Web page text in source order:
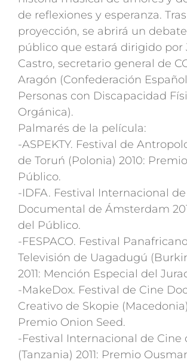
de reflexiones y esperanza.
proyección, se abrirá un
público que estará dirigido por
Castro, secretario general de
Aragón (Confederación
Personas con Discapacidad
Orgánica).
Palmarés de la película:
-ASPEKTY. Festival de
de Toruń (Polonia) 2010:
Público.
-IDFA. Festival Internacional
Documental de Ámsterdam
del Público.
-FESPACO. Festival
Televisión de Uagadugú
2011: Mención Especial del
-MakeDox. Festival de Cine
Creativo de Skopie (Macedonia)
Premio Onion Seed.
-Festival Internacional de Cine
(Tanzania) 2011: Premio